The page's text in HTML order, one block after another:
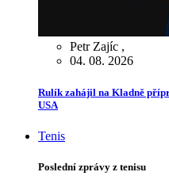
Petr Zajíc ,
04. 08. 2026
Rulík zahájil na Kladně
USA
Tenis
Poslední zprávy z tenisu